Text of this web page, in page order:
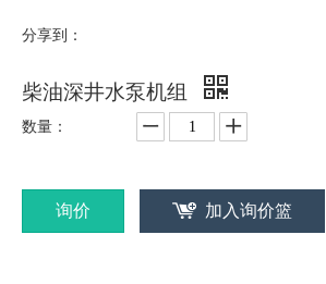
分享到：
柴油深井水泵机组
数量：
询价 加入询价篮